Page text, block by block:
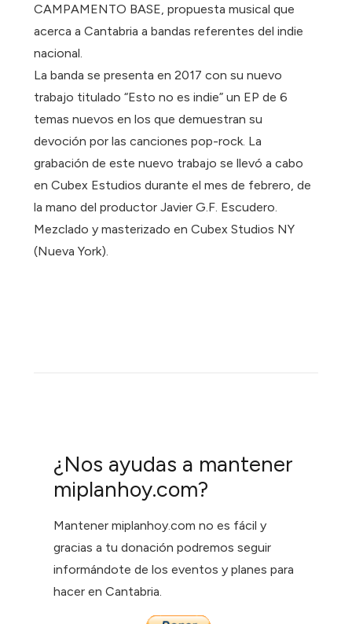
CAMPAMENTO BASE, propuesta musical que
acerca a Cantabria a bandas referentes del indie
nacional.
La banda se presenta en 2017 con su nuevo
trabajo titulado “Esto no es indie” un EP de 6
temas nuevos en los que demuestran su
devoción por las canciones pop-rock. La
grabación de este nuevo trabajo se llevó a cabo
en Cubex Estudios durante el mes de febrero, de
la mano del productor Javier G.F. Escudero.
Mezclado y masterizado en Cubex Studios NY
(Nueva York).
¿Nos ayudas a mantener
miplanhoy.com?
Mantener miplanhoy.com no es fácil y
gracias a tu donación podremos seguir
informándote de los eventos y planes para
hacer en Cantabria.